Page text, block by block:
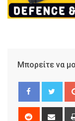
Μπορείτε να
Reddit